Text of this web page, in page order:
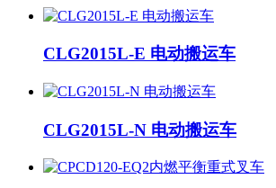
CLG2015L-E 电动搬运车
CLG2015L-N 电动搬运车